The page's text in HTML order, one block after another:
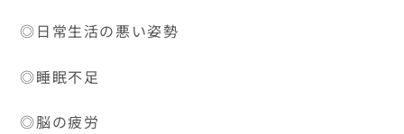
◎日常生活の悪い姿勢
◎睡眠不足
◎脳の疲労